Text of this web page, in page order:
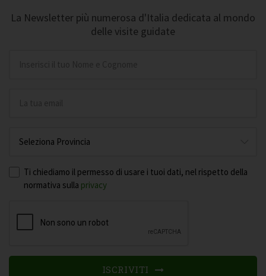
La Newsletter più numerosa d'Italia dedicata al mondo
delle visite guidate
Ti chiediamo il permesso di usare i tuoi dati, nel rispetto della
normativa sulla privacy
ISCRIVITI